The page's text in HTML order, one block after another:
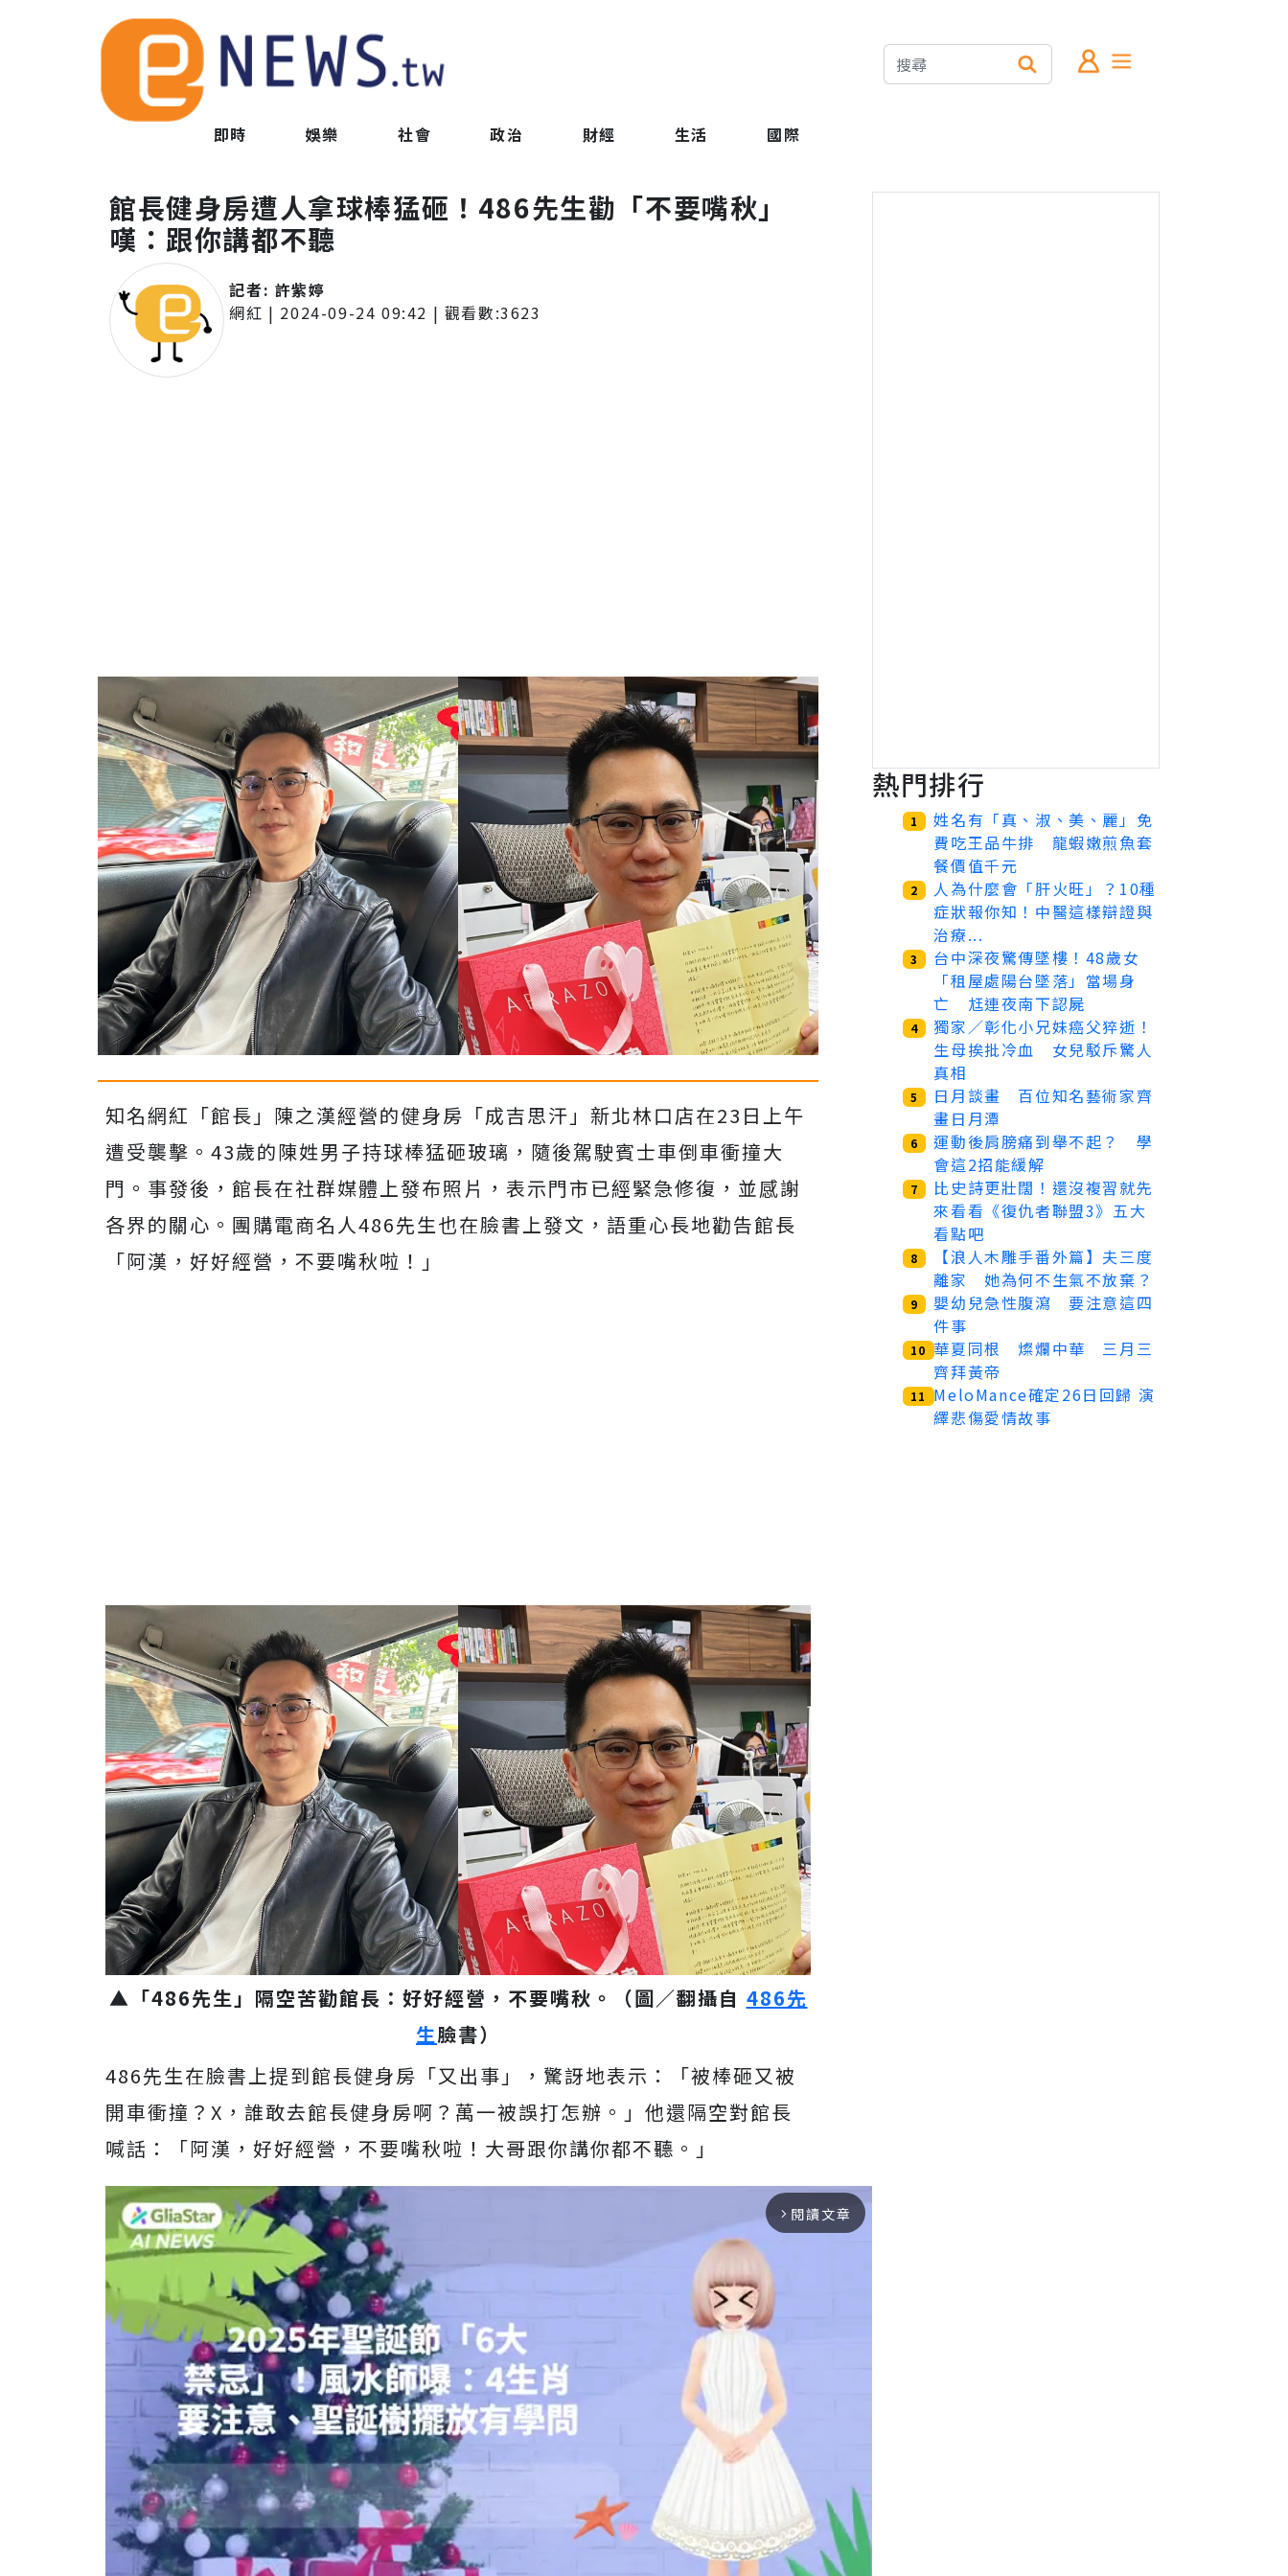
即時 娛樂 社會 政治 財經 生活 國際
館長健身房遭人拿球棒猛砸！486先生勸「不要嘴秋」
嘆：跟你講都不聽
記者: 許紫婷
網紅 | 2024-09-24 09:42 | 觀看數:3623
知名網紅「館長」陳之漢經營的健身房「成吉思汗」新北林口店在23日上午
遭受襲擊。43歲的陳姓男子持球棒猛砸玻璃，隨後駕駛賓士車倒車衝撞大
門。事發後，館長在社群媒體上發布照片，表示門市已經緊急修復，並感謝
各界的關心。團購電商名人486先生也在臉書上發文，語重心長地勸告館長
「阿漢，好好經營，不要嘴秋啦！」
▲「486先生」隔空苦勸館長：好好經營，不要嘴秋。（圖／翻攝自 486先
生臉書）
486先生在臉書上提到館長健身房「又出事」，驚訝地表示：「被棒砸又被
開車衝撞？X，誰敢去館長健身房啊？萬一被誤打怎辦。」他還隔空對館長
喊話：「阿漢，好好經營，不要嘴秋啦！大哥跟你講你都不聽。」
arrow_forward_ios 閱讀文章
熱門排行
1
姓名有「真、淑、美、麗」免
費吃王品牛排 龍蝦嫩煎魚套
餐價值千元
2
人為什麼會「肝火旺」？10種
症狀報你知！中醫這樣辯證與
治療...
3
台中深夜驚傳墜樓！48歲女
「租屋處陽台墜落」當場身
亡 尪連夜南下認屍
4
獨家／彰化小兄妹癌父猝逝！
生母挨批冷血 女兒駁斥驚人
真相
5
日月談畫 百位知名藝術家齊
畫日月潭
6
運動後肩膀痛到舉不起？ 學
會這2招能緩解
7
比史詩更壯闊！還沒複習就先
來看看《復仇者聯盟3》五大
看點吧
8
【浪人木雕手番外篇】夫三度
離家 她為何不生氣不放棄？
9
嬰幼兒急性腹瀉 要注意這四
件事
10 華夏同根 燦爛中華 三月三
齊拜黃帝
11
MeloMance確定26日回歸 演
繹悲傷愛情故事